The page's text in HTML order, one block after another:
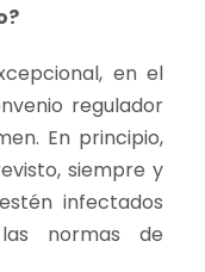
en el
regulador
En principio,
siempre y
infectados
normas de